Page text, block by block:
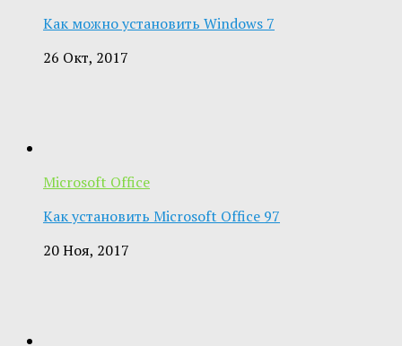
Как можно установить Windows 7
26 Окт, 2017
Microsoft Office
Как установить Microsoft Office 97
20 Ноя, 2017